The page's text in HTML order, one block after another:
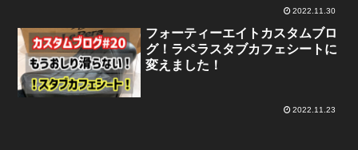
2022.11.30
フォーティーエイトカスタムブロ
グ！ラペラスタブカフェシートに
変えました！
2022.11.23